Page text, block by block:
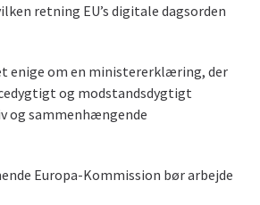
retning EU’s digitale dagsorden
enige om en ministererklæring, der
og modstandsdygtigt
og sammenhængende
Europa-Kommission bør arbejde